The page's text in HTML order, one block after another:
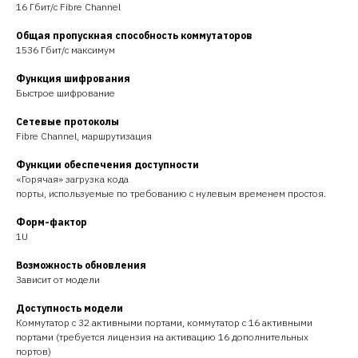
16 Гбит/с Fibre Channel
Общая пропускная способность коммутаторов
1536 Гбит/с максимум
Функция шифрования
Быстрое шифрование
Сетевые протоколы
Fibre Channel, маршрутизация
Функции обеспечения доступности
«Горячая» загрузка кода
порты, используемые по требованию с нулевым временем простоя.
Форм-фактор
1U
Возможность обновления
Зависит от модели
Доступность модели
Коммутатор с 32 активными портами, коммутатор с 16 активными
портами (требуется лицензия на активацию 16 дополнительных
портов)